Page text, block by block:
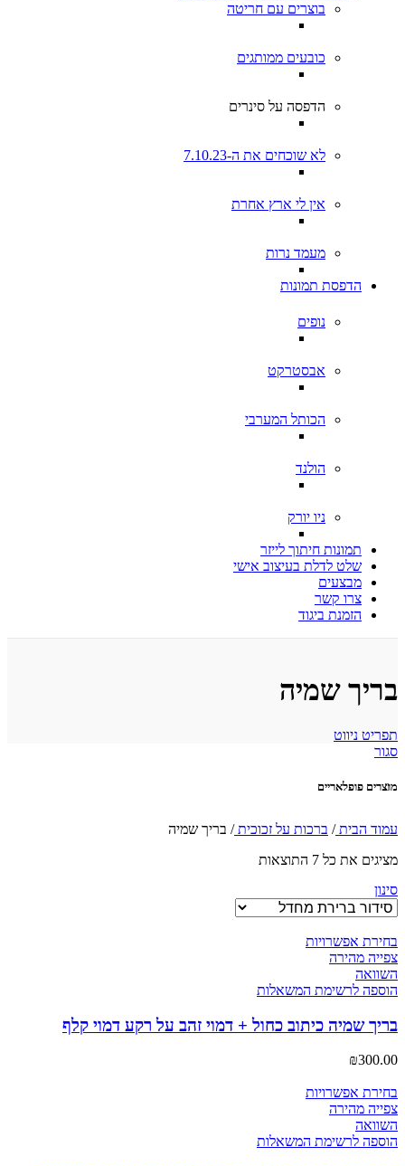
בוצרים עם חריטה
כובעים ממותגים
הדפסה על סינרים
לא שוכחים את ה-7.10.23
אין לי ארץ אחרת
מעמד נרות
הדפסת תמונות
נופים
אבסטרקט
הכותל המערבי
הולנד
ניו יורק
תמונות חיתוך לייזר
שלט לדלת בעיצוב אישי
מבצעים
צרו קשר
הזמנת ביגוד
בריך שמיה
תפריט ניווט
סגור
מוצרים פופלאריים
עמוד הבית/ ברכות על זכוכית/ בריך שמיה
מציגים את כל ⁦7⁩ התוצאות
סינון
בחירת אפשרויות
צפייה מהירה
השוואה
הוספה לרשימת המשאלות
בריך שמיה כיתוב כחול + דמוי זהב על רקע דמוי קלף
₪300.00
בחירת אפשרויות
צפייה מהירה
השוואה
הוספה לרשימת המשאלות